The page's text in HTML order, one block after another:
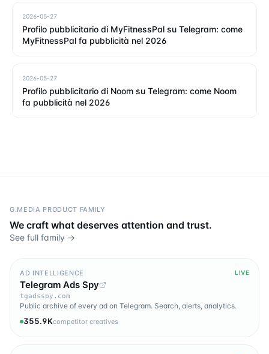
2026-05-27
Profilo pubblicitario di MyFitnessPal su Telegram: come
MyFitnessPal fa pubblicità nel 2026
2026-05-27
Profilo pubblicitario di Noom su Telegram: come Noom
fa pubblicità nel 2026
G.MEDIA PRODUCT FAMILY
We craft what deserves attention and trust.
See full family →
AD INTELLIGENCE LIVE
Telegram Ads Spy
tgadsspy.com
Public archive of every ad on Telegram. Search, alerts, analytics.
355.9Kcompetitor creatives